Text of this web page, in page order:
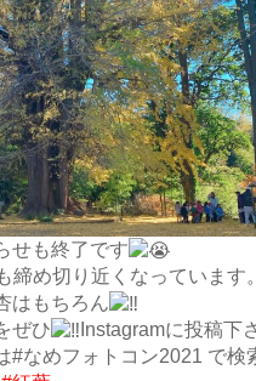
せも終了です
締め切り近くなっています。
はもちろん
ぜひ
Instagramに投稿下
#なめフォトコン2021 で検